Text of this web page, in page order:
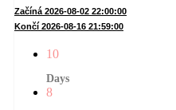
Začíná 2026-08-02 22:00:00
Končí 2026-08-16 21:59:00
10
Days
8